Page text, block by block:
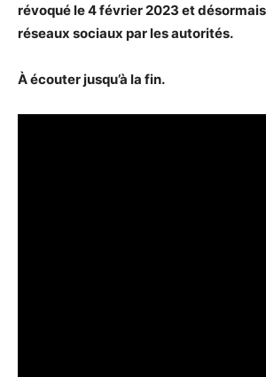
révoqué le 4 février 2023 et
réseaux sociaux par les autorités.
À écouter jusqu’à la fin.